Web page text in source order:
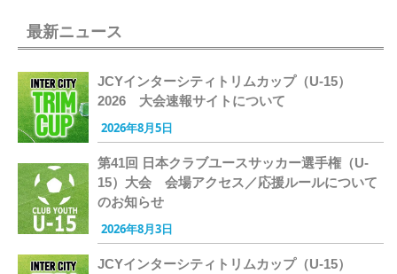
最新ニュース
JCYインターシティトリムカップ（U-15）
2026 大会速報サイトについて
2026年8月5日
第41回 日本クラブユースサッカー選手権（U-
15）大会 会場アクセス／応援ルールについて
のお知らせ
2026年8月3日
JCYインターシティトリムカップ（U-15）